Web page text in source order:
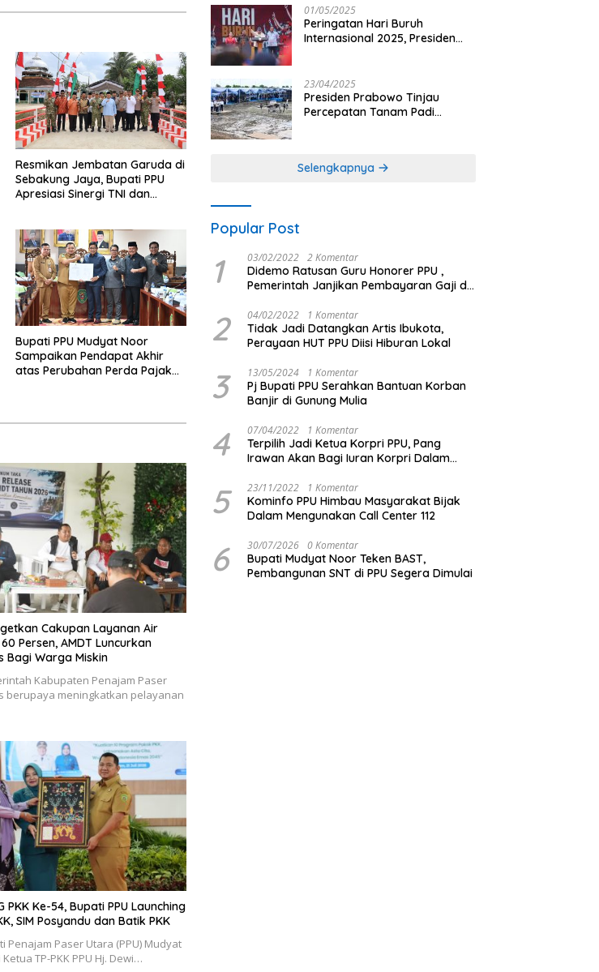
Resmikan Jembatan Garuda di
Sebakung Jaya, Bupati PPU
Apresiasi Sinergi TNI dan
Bupati PPU Mudyat Noor
Sampaikan Pendapat Akhir
atas Perubahan Perda Pajak
Cakupan Layanan Air
Persen, AMDT Luncurkan
Bagi Warga Miskin
Kabupaten Penajam Paser
berupaya meningkatkan pelayanan
PKK Ke-54, Bupati PPU Launching
SIM Posyandu dan Batik PKK
Penajam Paser Utara (PPU) Mudyat
TP-PKK PPU Hj. Dewi…
Pertanian di Indonesia
01/05/2025
Peringatan Hari Buruh
Internasional 2025, Presiden
23/04/2025
Presiden Prabowo Tinjau
Percepatan Tanam Padi
Selengkapnya
Popular Post
1 03/02/2022 2 Komentar
Didemo Ratusan Guru Honorer PPU ,
Pemerintah Janjikan Pembayaran Gaji di
2 04/02/2022 1 Komentar
Tidak Jadi Datangkan Artis Ibukota,
Perayaan HUT PPU Diisi Hiburan Lokal
3 13/05/2024 1 Komentar
Pj Bupati PPU Serahkan Bantuan Korban
Banjir di Gunung Mulia
4 07/04/2022 1 Komentar
Terpilih Jadi Ketua Korpri PPU, Pang
Irawan Akan Bagi Iuran Korpri Dalam
5 23/11/2022 1 Komentar
Kominfo PPU Himbau Masyarakat Bijak
Dalam Mengunakan Call Center 112
6 30/07/2026 0 Komentar
Bupati Mudyat Noor Teken BAST,
Pembangunan SNT di PPU Segera Dimulai